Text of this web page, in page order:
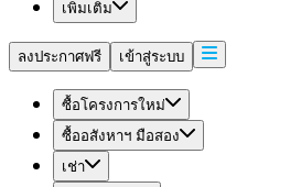
เพิ่มเติม
ลงประกาศฟรี เข้าสู่ระบบ
ซื้อโครงการใหม่
ซื้ออสังหาฯ มือสอง
เช่า